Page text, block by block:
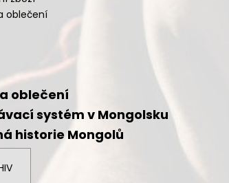
oblečení
oblečení
systém v Mongolsku
historie Mongolů